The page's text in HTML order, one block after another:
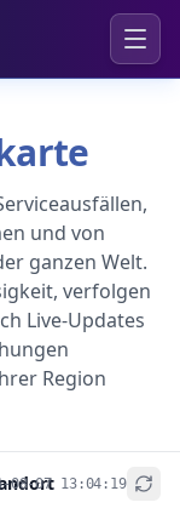
und von
ganzen Welt.
verfolgen
Live-Updates
Region
08-07 13:04:19
+